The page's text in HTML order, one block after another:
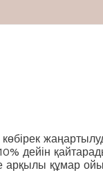
дейін
арқылы құмар